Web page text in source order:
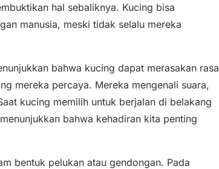
hal sebaliknya. Kucing bisa
manusia, meski tidak selalu mereka
bahwa kucing dapat merasakan rasa
mereka percaya. Mereka mengenali suara,
kucing memilih untuk berjalan di belakang
bahwa kehadiran kita penting
bentuk pelukan atau gendongan. Pada